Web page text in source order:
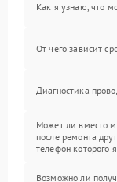
Как я узнаю, что
От чего зависит
Диагностика
Может ли вместо
после ремонта
телефон которого
Возможно ли